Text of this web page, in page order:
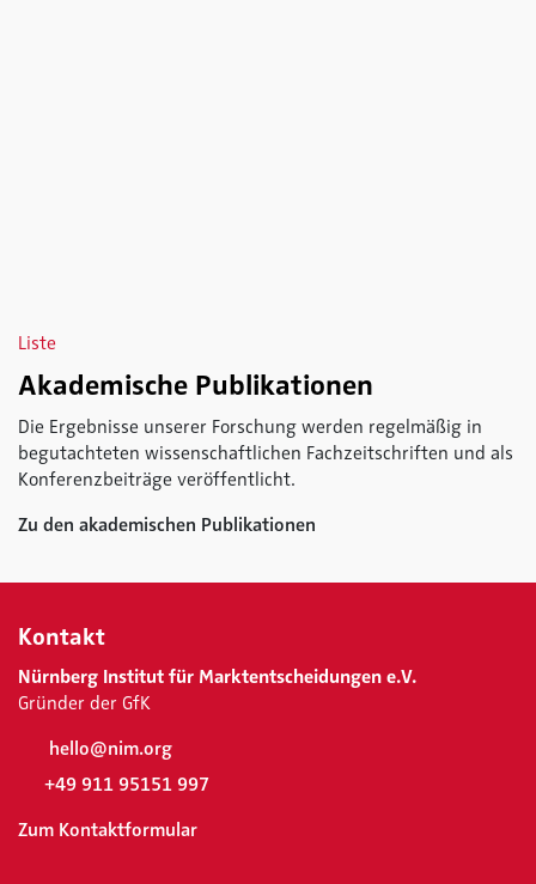
Liste
Akademische Publikationen
Die Ergebnisse unserer Forschung werden regelmäßig in
begutachteten wissenschaftlichen Fachzeitschriften und als
Konferenzbeiträge veröffentlicht.
Zu den akademischen Publikationen
Kontakt
Nürnberg Institut für Marktentscheidungen e.V.
Gründer der GfK
hello@nim.org
+49 911 95151 997
Zum Kontaktformular